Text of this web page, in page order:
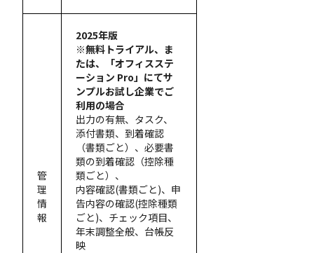
管
理
情
報
2025年版
※無料トライアル、ま
たは、「オフィスステ
ーション Pro」にてサ
ンプルお試し企業でご
利用の場合
出力の有無、タスク、
添付書類、到着確認
（書類ごと）、必要書
類の到着確認（控除種
類ごと）、
内容確認(書類ごと)、申
告内容の確認(控除種類
ごと)、チェック項目、
年末調整全般、台帳反
映